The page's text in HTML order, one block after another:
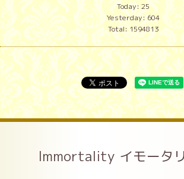
Today:25
Yesterday:604
Total:1594813
Immortality イモータ